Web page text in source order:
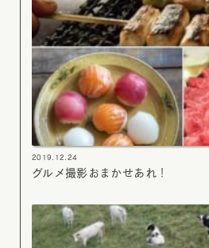
2019.12.24
グルメ撮影おまかせあれ！